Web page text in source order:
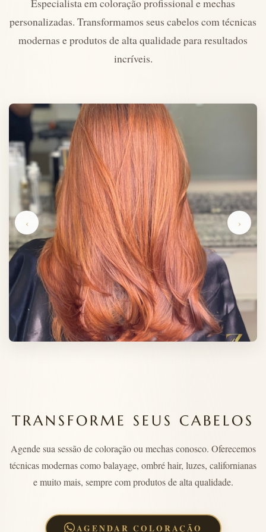
Especialista em coloração profissional e mechas
personalizadas. Transformamos seus cabelos com técnicas
modernas e produtos de alta qualidade para resultados
incríveis.
‹ ›
TRANSFORME SEUS CABELOS
Agende sua sessão de coloração ou mechas conosco. Oferecemos
técnicas modernas como balayage, ombré hair, luzes, californianas
e muito mais, sempre com produtos de alta qualidade.
AGENDAR COLORAÇÃO